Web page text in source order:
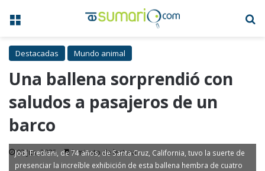
Menú
Destacadas Mundo animal
Una ballena sorprendió con
saludos a pasajeros de un
barco
03 Jun, 2023 1 minuto de lectura
Jodi Frediani, de 74 años, de Santa Cruz, California, tuvo la suerte de
presenciar la increíble exhibición de esta ballena hembra de cuatro